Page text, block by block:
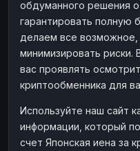
обдуманного решения
гарантировать полную
делаем все
минимизировать
вас проявлять
криптообменника для
Используйте наш сайт
информации, который
счет Японская иена за